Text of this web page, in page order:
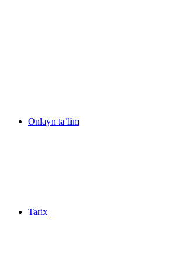
Onlayn ta’lim
Tarix